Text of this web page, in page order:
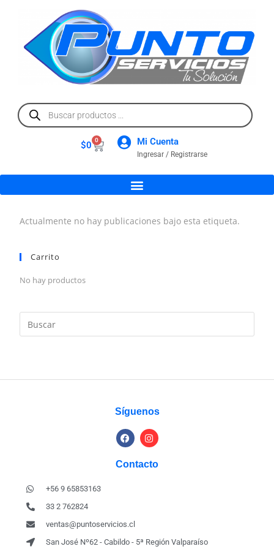
$0 0 Mi Cuenta
Ingresar / Registrarse
Actualmente no hay publicaciones bajo esta etiqueta.
Carrito
No hay productos
Síguenos
Contacto
+56 9 65853163
33 2 762824
ventas@puntoservicios.cl
San José Nº62 - Cabildo - 5ª Región Valparaíso